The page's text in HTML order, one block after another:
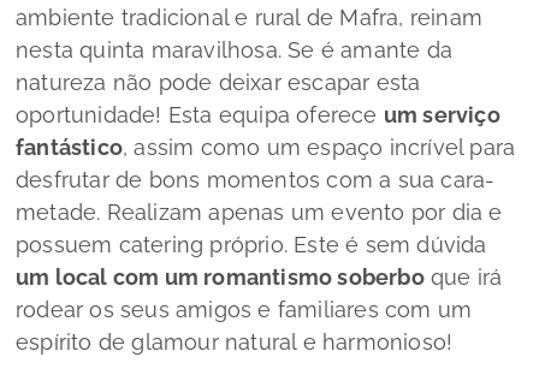
ambiente tradicional e rural de Mafra, reinam
nesta quinta maravilhosa. Se é amante da
natureza não pode deixar escapar esta
oportunidade! Esta equipa oferece um serviço
fantástico, assim como um espaço incrível para
desfrutar de bons momentos com a sua cara-
metade. Realizam apenas um evento por dia e
possuem catering próprio. Este é sem dúvida
um local com um romantismo soberboque irá
rodear os seus amigos e familiares com um
espírito deglamournatural e harmonioso!